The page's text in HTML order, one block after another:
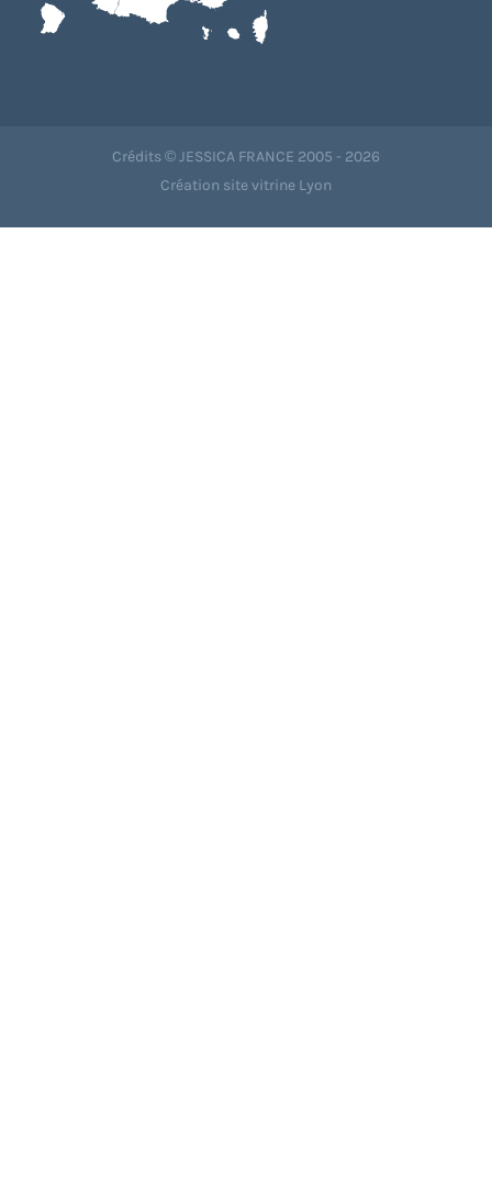
Crédits © JESSICA FRANCE 2005 - 2026
Création site vitrine Lyon